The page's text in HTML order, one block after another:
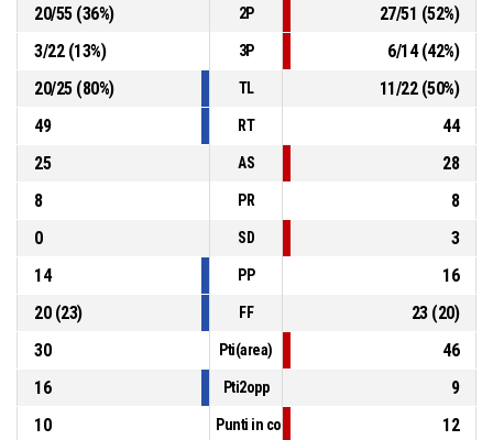
20/55(36%) 2P 27/51 (52%)
3/22(13%) 3P 6/14(42%)
20/25(80%) TL 11/22(50%)
49
RT
44
25
AS
28
8
PR
8
0
SD
3
14
PP
16
20(23) FF 23(20)
30
Pti(area)
46
16
Pti2opp
9
10
Punti in contropiede
12